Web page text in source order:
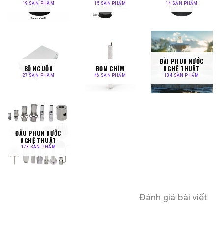
19 SẢN PHẨM 15 SẢN PHẨM 14 SẢN PHẨM
BỘ NGUỒN
27 SẢN PHẨM
BƠM CHÌM
46 SẢN PHẨM
ĐÀI PHUN NƯỚC
NGHỆ THUẬT
134 SẢN PHẨM
ĐẦU PHUN NƯỚC
NGHỆ THUẬT
178 SẢN PHẨM
Đánh giá bài viết